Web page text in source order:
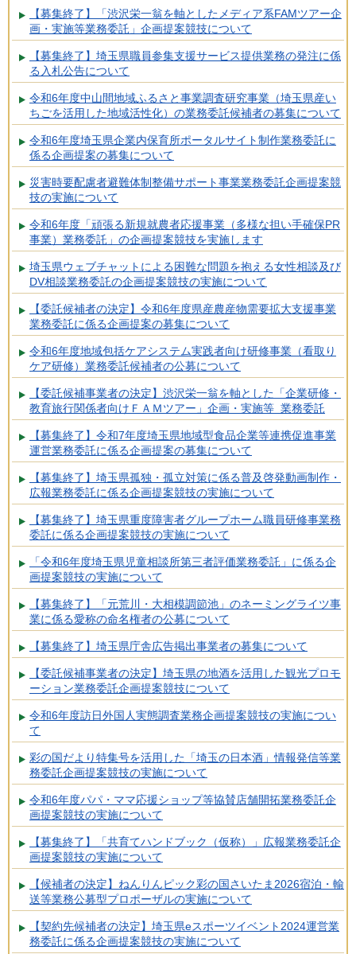
【募集終了】「渋沢栄一翁を軸としたメディア系FAMツアー企
画・実施等業務委託」企画提案競技について
【募集終了】埼玉県職員参集支援サービス提供業務の発注に係
る入札公告について
令和6年度中山間地域ふるさと事業調査研究事業（埼玉県産い
ちごを活用した地域活性化）の業務委託候補者の募集について
令和6年度埼玉県企業内保育所ポータルサイト制作業務委託に
係る企画提案の募集について
災害時要配慮者避難体制整備サポート事業業務委託企画提案競
技の実施について
令和6年度「頑張る新規就農者応援事業（多様な担い手確保PR
事業）業務委託」の企画提案競技を実施します
埼玉県ウェブチャットによる困難な問題を抱える女性相談及び
DV相談業務委託の企画提案競技の実施について
【委託候補者の決定】令和6年度県産農産物需要拡大支援事業
業務委託に係る企画提案の募集について
令和6年度地域包括ケアシステム実践者向け研修事業（看取り
ケア研修）業務委託候補者の公募について
【委託候補事業者の決定】渋沢栄一翁を軸とした「企業研修・
教育旅行関係者向けＦＡＭツアー」企画・実施等 業務委託
【募集終了】令和7年度埼玉県地域型食品企業等連携促進事業
運営業務委託に係る企画提案の募集について
【募集終了】埼玉県孤独・孤立対策に係る普及啓発動画制作・
広報業務委託に係る企画提案競技の実施について
【募集終了】埼玉県重度障害者グループホーム職員研修事業務
委託に係る企画提案競技の実施について
「令和6年度埼玉県児童相談所第三者評価業務委託」に係る企
画提案競技の実施について
【募集終了】「元荒川・大相模調節池」のネーミングライツ事
業に係る愛称の命名権者の公募について
【募集終了】埼玉県庁舎広告掲出事業者の募集について
【委託候補事業者の決定】埼玉県の地酒を活用した観光プロモ
ーション業務委託企画提案競技について
令和6年度訪日外国人実態調査業務企画提案競技の実施につい
て
彩の国だより特集号を活用した「埼玉の日本酒」情報発信等業
務委託企画提案競技の実施について
令和6年度パパ・ママ応援ショップ等協賛店舗開拓業務委託企
画提案競技の実施について
【募集終了】「共育てハンドブック（仮称）」広報業務委託企
画提案競技の実施について
【候補者の決定】ねんりんピック彩の国さいたま2026宿泊・輸
送等業務公募型プロポーザルの実施について
【契約先候補者の決定】埼玉県eスポーツイベント2024運営業
務委託に係る企画提案競技の実施について